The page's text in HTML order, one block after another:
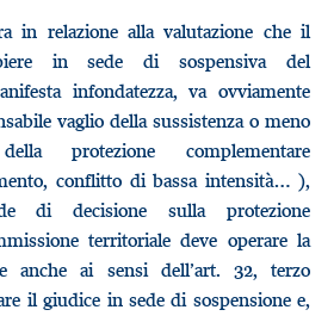
in relazione alla valutazione che il
in sede di sospensiva del
infondatezza, va ovviamente
vaglio della sussistenza o meno
protezione complementare
conflitto di bassa intensità… ),
di decisione sulla protezione
territoriale deve operare la
anche ai sensi dell’art. 32, terzo
il giudice in sede di sospensione e,